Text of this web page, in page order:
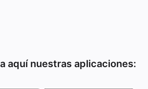
aquí nuestras aplicaciones: